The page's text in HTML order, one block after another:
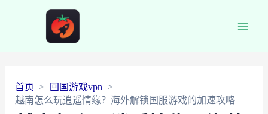
首页
回国游戏vpn
越南怎么玩逍遥情缘？海外解锁国服游戏的加速攻略